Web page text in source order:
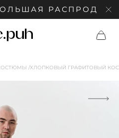
РАСПРОДАЖА:
ХЛОПКОВЫЙ ГРАФИТОВЫЙ